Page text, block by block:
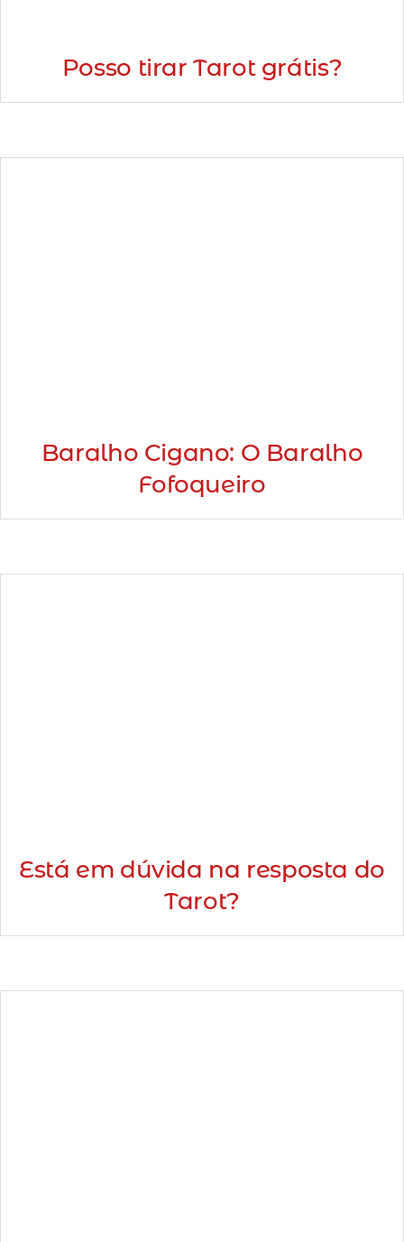
Posso tirar Tarot grátis?
Baralho Cigano: O Baralho
Fofoqueiro
Está em dúvida na resposta do
Tarot?